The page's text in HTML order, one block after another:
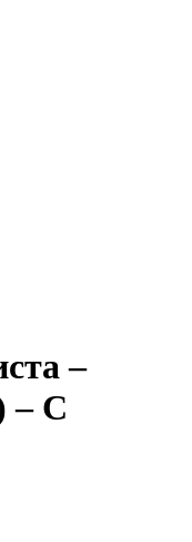
–
– С